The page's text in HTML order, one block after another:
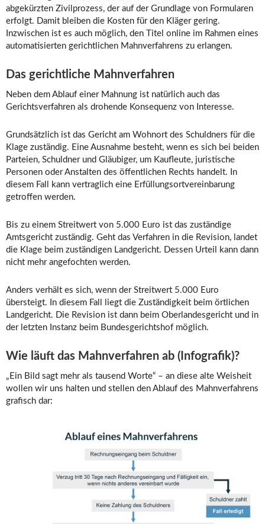
abgekürzten Zivilprozess, der auf der Grundlage von Formularen
erfolgt. Damit bleiben die Kosten für den Kläger gering.
Inzwischen ist es auch möglich, den Titel online im Rahmen eines
automatisierten gerichtlichen Mahnverfahrens zu erlangen.
Das gerichtliche Mahnverfahren
Neben dem Ablauf einer Mahnung ist natürlich auch das
Gerichtsverfahren als drohende Konsequenz von Interesse.
Grundsätzlich ist das Gericht am Wohnort des Schuldners für die
Klage zuständig. Eine Ausnahme besteht, wenn es sich bei beiden
Parteien, Schuldner und Gläubiger, um Kaufleute, juristische
Personen oder Anstalten des öffentlichen Rechts handelt. In
diesem Fall kann vertraglich eine Erfüllungsortvereinbarung
getroffen werden.
Bis zu einem Streitwert von 5.000 Euro ist das zuständige
Amtsgericht zuständig. Geht das Verfahren in die Revision, landet
die Klage beim zuständigen Landgericht. Dessen Urteil kann dann
nicht mehr angefochten werden.
Anders verhält es sich, wenn der Streitwert 5.000 Euro
übersteigt. In diesem Fall liegt die Zuständigkeit beim örtlichen
Landgericht. Die Revision ist dann beim Oberlandesgericht und in
der letzten Instanz beim Bundesgerichtshof möglich.
Wie läuft das Mahnverfahren ab (Infografik)?
„Ein Bild sagt mehr als tausend Worte“ – an diese alte Weisheit
wollen wir uns halten und stellen den Ablauf des Mahnverfahrens
grafisch dar: